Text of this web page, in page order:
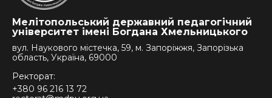
Мелітопольський державний педагогічний
університет імені Богдана Хмельницького
вул. Наукового містечка, 59, м. Запоріжжя, Запорізька
область, Україна, 69000
Ректорат:
+380 96 216 13 72